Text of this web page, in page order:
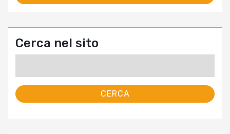
Cerca nel sito